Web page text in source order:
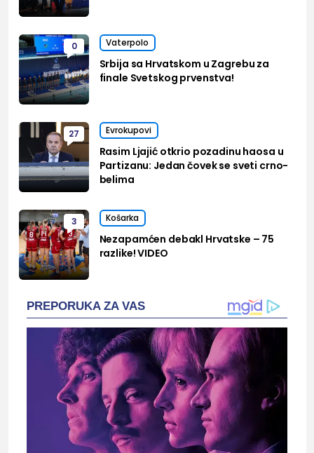
0 Vaterpolo
Srbija sa Hrvatskom u Zagrebu za
finale Svetskog prvenstva!
27 Evrokupovi
Rasim Ljajić otkrio pozadinu haosa u
Partizanu: Jedan čovek se sveti crno-
belima
3 Košarka
Nezapamćen debakl Hrvatske – 75
razlike! VIDEO
PREPORUKA ZA VAS